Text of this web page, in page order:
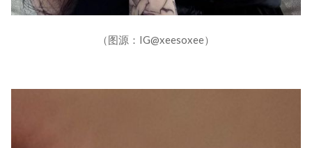
（图源：IG@xeesoxee）